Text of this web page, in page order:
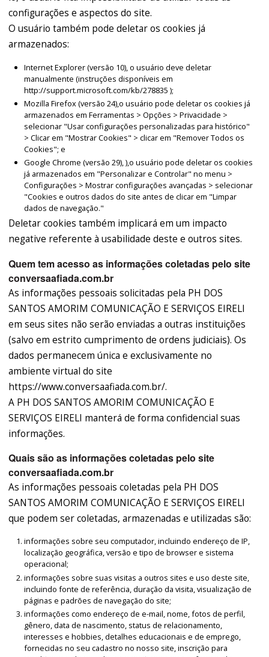
configurações e aspectos do site.
O usuário também pode deletar os cookies já
armazenados:
Internet Explorer (versão 10), o usuário deve deletar
manualmente (instruções disponíveis em
http://support.microsoft.com/kb/278835 );
Mozilla Firefox (versão 24),o usuário pode deletar os cookies já
armazenados em Ferramentas > Opções > Privacidade >
selecionar "Usar configurações personalizadas para histórico"
> Clicar em "Mostrar Cookies" > clicar em "Remover Todos os
Cookies"; e
Google Chrome (versão 29), ),o usuário pode deletar os cookies
já armazenados em "Personalizar e Controlar" no menu >
Configurações > Mostrar configurações avançadas > selecionar
"Cookies e outros dados do site antes de clicar em "Limpar
dados de navegação."
Deletar cookies também implicará em um impacto
negative referente à usabilidade deste e outros sites.
Quem tem acesso as informações coletadas pelo site
conversaafiada.com.br
As informações pessoais solicitadas pela PH DOS
SANTOS AMORIM COMUNICAÇÃO E SERVIÇOS EIRELI
em seus sites não serão enviadas a outras instituições
(salvo em estrito cumprimento de ordens judiciais). Os
dados permanecem única e exclusivamente no
ambiente virtual do site
https://www.conversaafiada.com.br/.
A PH DOS SANTOS AMORIM COMUNICAÇÃO E
SERVIÇOS EIRELI manterá de forma confidencial suas
informações.
Quais são as informações coletadas pelo site
conversaafiada.com.br
As informações pessoais coletadas pela PH DOS
SANTOS AMORIM COMUNICAÇÃO E SERVIÇOS EIRELI
que podem ser coletadas, armazenadas e utilizadas são:
informações sobre seu computador, incluindo endereço de IP,
localização geográfica, versão e tipo de browser e sistema
operacional;
informações sobre suas visitas a outros sites e uso deste site,
incluindo fonte de referência, duração da visita, visualização de
páginas e padrões de navegação do site;
informações como endereço de e-mail, nome, fotos de perfil,
gênero, data de nascimento, status de relacionamento,
interesses e hobbies, detalhes educacionais e de emprego,
fornecidas no seu cadastro no nosso site, inscrição para